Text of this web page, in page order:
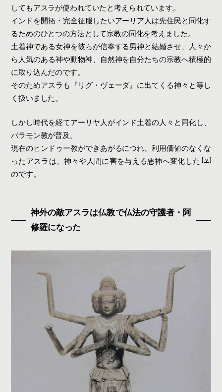
してもアスラが使われていたと考えられています。
インドを開拓・完全征服したいアーリア人は先住民と同化す
るためのひとつの方法として宗教の同化を考えました。
土着神である女神を彼らが信奉する男神と結婚させ、人々か
ら人気のある神や動物神、自然神を自分たちの宗教へ積極的
に取り込んだのです。
そのためアスラも『リグ・ヴェーダ』に出てくる神々と等し
く扱いました。
しかし時代を経てアーリヤ人がインド土着の人々と同化し、
バラモン教が普及。
現在のヒンドゥー教ができあがるにつれ、利用価値のなくな
ったアスラは、神々や人間に害を与える悪神へ変化した [ⅴ]
のです。
神外の敵アスラは仏教で仏法の守護者・阿
修羅になった